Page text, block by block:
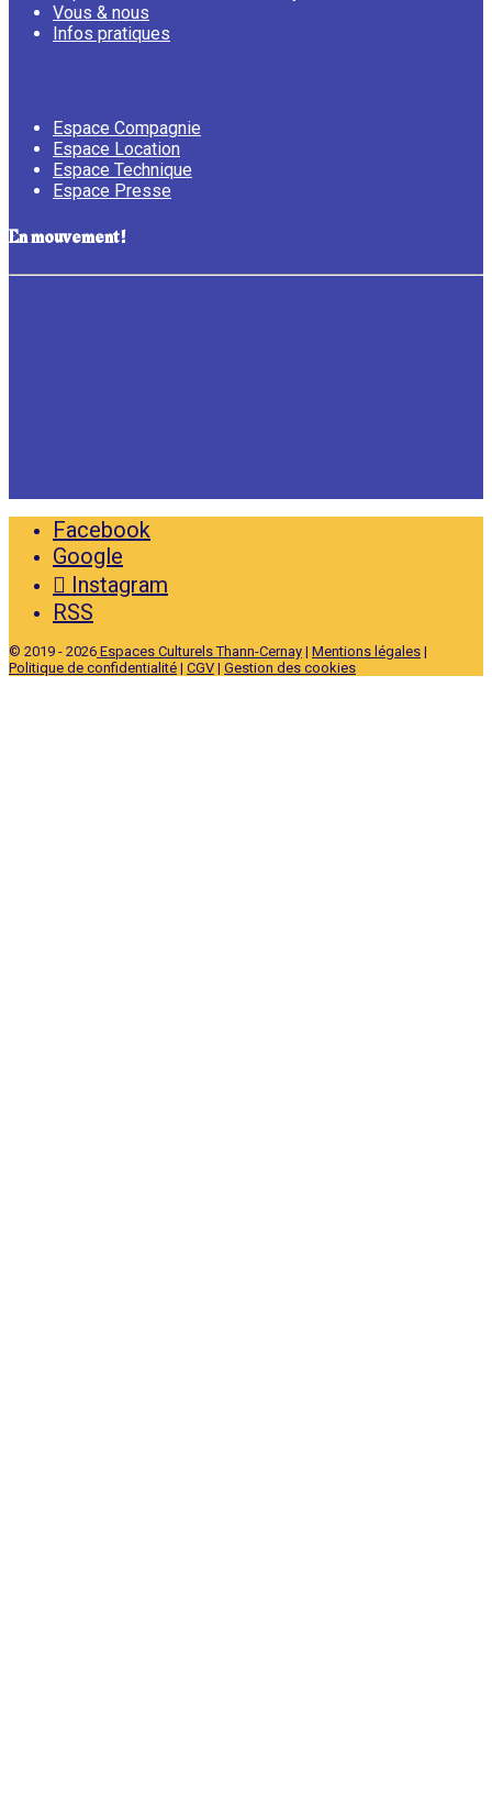
Vous & nous
Infos pratiques
Espace Compagnie
Espace Location
Espace Technique
Espace Presse
En mouvement !
Facebook
Google
Instagram
RSS
© 2019 - 2026 Espaces Culturels Thann-Cernay | Mentions légales |
Politique de confidentialité | CGV | Gestion des cookies